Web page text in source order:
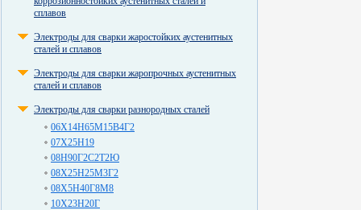
сплавов
Электроды для сварки жаростойких аустенитных
сталей и сплавов
Электроды для сварки жаропрочных аустенитных
сталей и сплавов
Электроды для сварки разнородных сталей
06Х14Н65М15В4Г2
07Х25Н19
08Н90Г2С2Т2Ю
08Х25Н25М3Г2
08Х5Н40Г8М8
10Х23Н20Г